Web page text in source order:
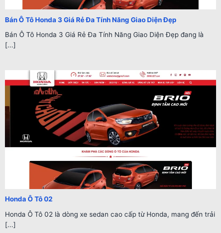
Bán Ô Tô Honda 3 Giá Rẻ Đa Tính Năng Giao Diện Đẹp
Bán Ô Tô Honda 3 Giá Rẻ Đa Tính Năng Giao Diện Đẹp đang là
[...]
Honda Ô Tô 02
Honda Ô Tô 02 là dòng xe sedan cao cấp từ Honda, mang đến trải
[...]